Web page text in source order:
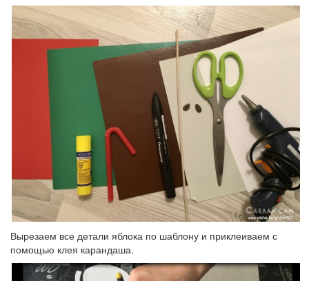
Вырезаем все детали яблока по шаблону и приклеиваем с
помощью клея карандаша.